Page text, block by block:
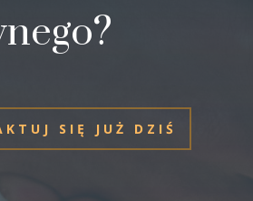
SIĘ JUŻ DZIŚ